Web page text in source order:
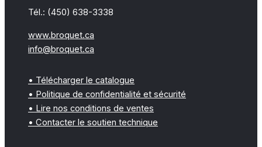
Tél.: (450) 638-3338
www.broquet.ca
info@broquet.ca
• Télécharger le catalogue
• Politique de confidentialité et sécurité
• Lire nos conditions de ventes
• Contacter le soutien technique